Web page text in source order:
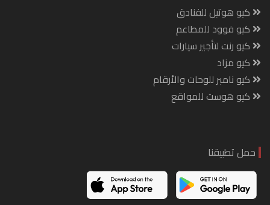
كيو هوتيل للفنادق
كيو فوود للمطاعم
كيو رنت لتأجير سيارات
كيو مزاد
كيو نامبر للوحات والأرقام
كيو هوست للمواقع
حمل تطبيقنا